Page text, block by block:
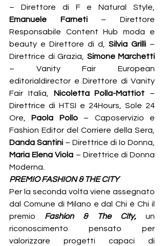
Emanuele Farneti – Direttore
Responsabile Content Hub moda e
beauty e Direttore di d, Silvia Grilli –
Direttrice di Grazia, Simone Marchetti
– Vanity Fair European
editorialdirector e Direttore di Vanity
Fair Italia, Nicoletta Polla-Mattiot –
Direttrice di HTSI e 24Hours, Sole 24
Ore, Paola Pollo – Caposervizio e
Danda Santini
Maria Elena Viola – Direttrice di Donna
Moderna.
PREMIO FASHION & THE CITY
Per la seconda volta viene assegnato
dal Comune di Milano e dal Chi è Chi il
premio Fashion & The City, un
riconoscimento pensato per
valorizzare progetti capaci di